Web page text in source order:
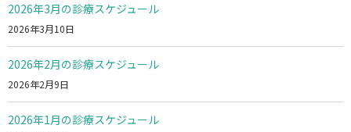
2026年3月の診療スケジュール
2026年3月10日
2026年2月の診療スケジュール
2026年2月9日
2026年1月の診療スケジュール